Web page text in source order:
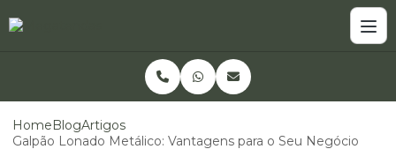
HomeBlogArtigos
Galpão Lonado Metálico: Vantagens para o Seu Negócio